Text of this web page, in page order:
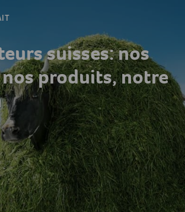
suisses: nos
nos produits, notre